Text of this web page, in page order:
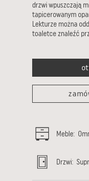
drzwi wpuszczają
tapicerowanym
Lekturze można
toaletce znaleźć
Meble:
Drzwi: